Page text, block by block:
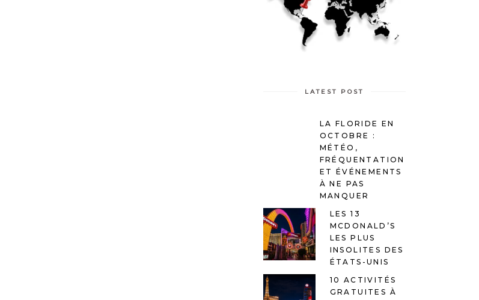
LATEST POST
LA FLORIDE EN
OCTOBRE :
MÉTÉO,
FRÉQUENTATION
ET ÉVÉNEMENTS
À NE PAS
MANQUER
LES 13
MCDONALD’S
LES PLUS
INSOLITES DES
ÉTATS-UNIS
10 ACTIVITÉS
GRATUITES À